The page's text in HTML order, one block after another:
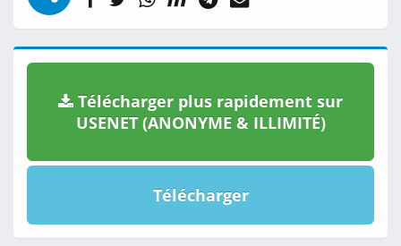
Télécharger plus rapidement sur
USENET (ANONYME & ILLIMITÉ)
Télécharger